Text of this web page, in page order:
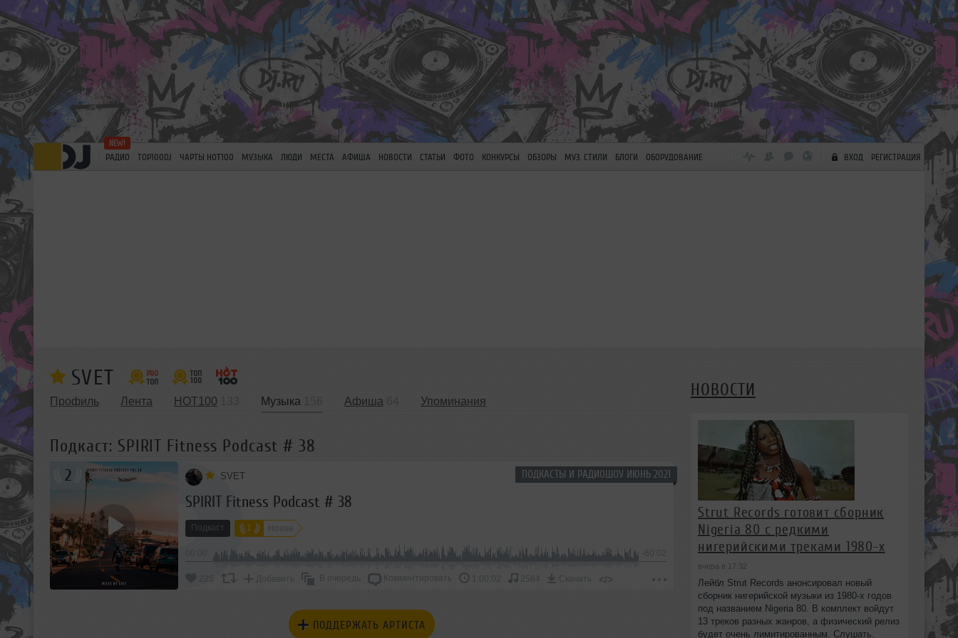
РАДИО TOP100DJ ЧАРТЫ HOT100 МУЗЫКА ЛЮДИ МЕСТА АФИША НОВОСТИ СТАТЬИ ФОТО КОНКУРСЫ ОБЗОРЫ МУЗ. СТИЛИ БЛОГИ ОБОРУДОВАНИЕ ВХОД РЕГИСТРАЦИЯ
SVET
Профиль Лента HOT100 Музыка Афиша Упоминания
Подкаст: SPIRIT Fitness Podcast # 38
ПОДКАСТЫ И РАДИОШОУ ИЮНЬ 2021
2 SVET
SPIRIT Fitness Podcast # 38
Подкаст 1 House
-60:02
Добавить В очередь Комментировать 1:00:02 2584 Скачать </>
ПОДДЕРЖАТЬ АРТИСТА
НОВОСТИ
Strut Records готовит сборник
Nigeria 80 с редкими
нигерийскими треками 1980-х
вчера в 17:32
Лейбл Strut Records анонсировал новый
сборник нигерийской музыки из 1980-х годов
под названием Nigeria 80. В комплект войдут
13 треков разных жанров, а физический релиз
будет очень лимитированным. Слушать.